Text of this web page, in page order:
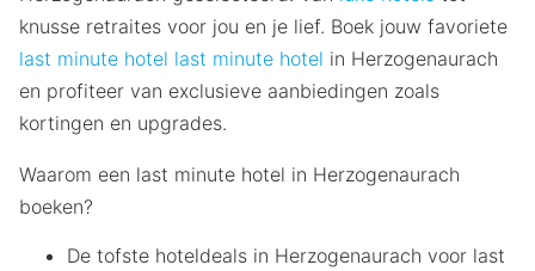
knusse retraites voor jou en je lief. Boek jouw favoriete
last minute hotel last minute hotel in Herzogenaurach
en profiteer van exclusieve aanbiedingen zoals
kortingen en upgrades.
Waarom een last minute hotel in Herzogenaurach
boeken?
De tofste hoteldeals in Herzogenaurach voor last